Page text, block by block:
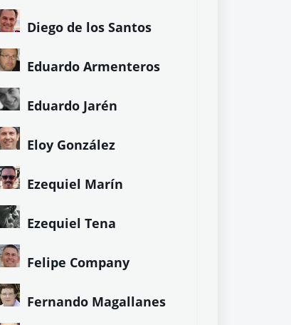
Diego de los Santos
Eduardo Armenteros
Eduardo Jarén
Eloy González
Ezequiel Marín
Ezequiel Tena
Felipe Company
Fernando Magallanes